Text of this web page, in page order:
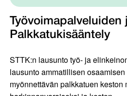
Palkkatukisääntely
STTK:n lausunto työ- ja
lausunto ammatillisen
myönnettävän palkkatuen keston